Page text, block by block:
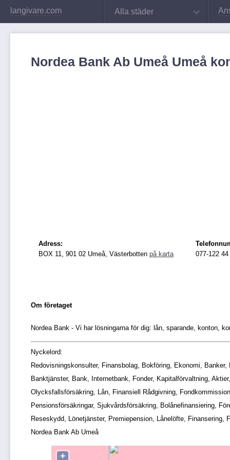
langivare.com Alla städer
Nordea Bank Ab Umeå Umeå
Adress:
BOX 11, 901 02 Umeå, Västerbotten på karta
077-122 44
Om företaget
Nordea Bank - Vi har lösningarna för dig: lån, sparande, konton,
Nyckelord:
Redovisningskonsulter, Finansbolag, Bokföring, Ekonomi,
Banktjänster, Bank, Internetbank, Fonder, Kapitalförvaltning,
Olycksfallsförsäkring, Lån, Finansiell Rådgivning,
Pensionsförsäkringar, Sjukvårdsförsäkring, Bolånefinansiering,
Reseskydd, Lönetjänster, Premiepension, Lånelöfte,
Nordea Bank Ab Umeå
+